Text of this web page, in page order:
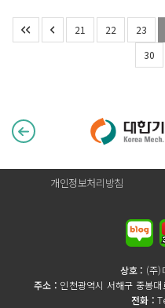
21 22 23
30
개인정보처리방침
상호 : (주)
주소 : 인천광역시 서해구 중봉
전화 :